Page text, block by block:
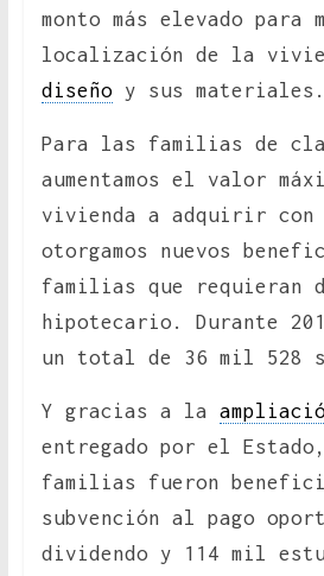
monto más elevado para
localización de la
diseñoy sus materiales.
Para las familias de
aumentamos el valor
vivienda a adquirir con
otorgamos nuevos
familias que requieran
hipotecario. Durante
un total de 36 mil 528
Y gracias a la
entregado por el
familias fueron
subvención al pago
dividendo y 114 mil